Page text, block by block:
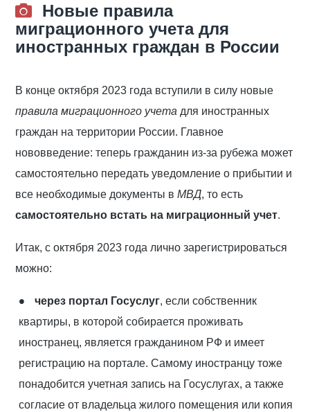
Новые правила
миграционного учета для
иностранных граждан в России
В конце октября 2023 года вступили в силу новые
правила миграционного учета для иностранных
граждан на территории России. Главное
нововведение: теперь гражданин из-за рубежа может
самостоятельно передать уведомление о прибытии и
все необходимые документы вМВД, то есть
самостоятельно встать на миграционный учет.
Итак, с октября 2023 года лично зарегистрироваться
можно:
через портал Госуслуг, если собственник
квартиры, в которой собирается проживать
иностранец, является гражданином РФ и имеет
регистрацию на портале. Самому иностранцу тоже
понадобится учетная запись на Госуслугах, а также
согласие от владельца жилого помещения или копия